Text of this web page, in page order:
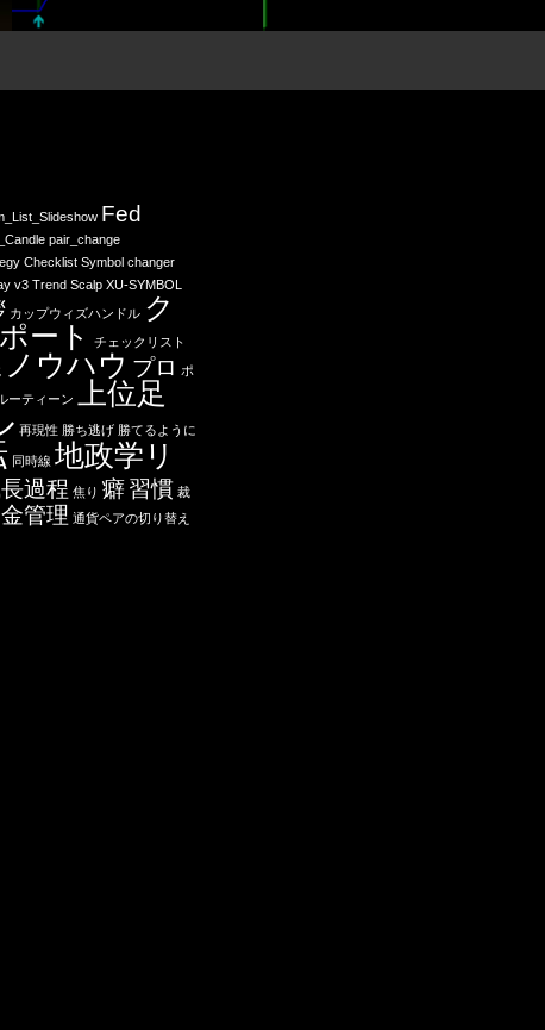
Fed
pair_change
Checklist Symbol changer
v3 Trend Scalp XU-SYMBOL
カップウィズハンドル ク
ート
チェックリスト
ノウハウ プロ ポ
ーティーン 上位足
再現性 勝ち逃げ 勝てるように
同時線 地政学リ
過程 焦り 癖習慣 裁
管理 通貨ペアの切り替え